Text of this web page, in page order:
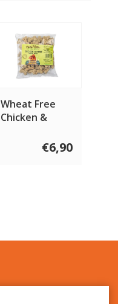
Wheat Free
Chicken &
400 gram€6,90